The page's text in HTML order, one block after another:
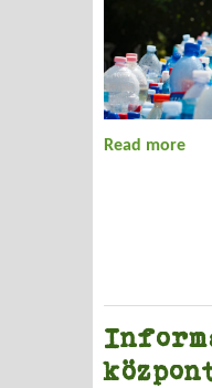
Read more